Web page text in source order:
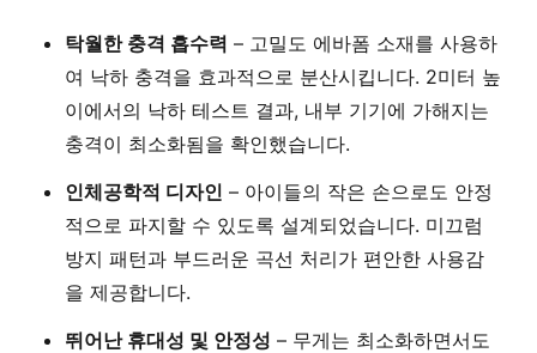
탁월한 충격 흡수력 – 고밀도 에바폼 소재를 사용하
여 낙하 충격을 효과적으로 분산시킵니다. 2미터 높
이에서의 낙하 테스트 결과, 내부 기기에 가해지는
충격이 최소화됨을 확인했습니다.
인체공학적 디자인 – 아이들의 작은 손으로도 안정
적으로 파지할 수 있도록 설계되었습니다. 미끄럼
방지 패턴과 부드러운 곡선 처리가 편안한 사용감
을 제공합니다.
뛰어난 휴대성 및 안정성 – 무게는 최소화하면서도